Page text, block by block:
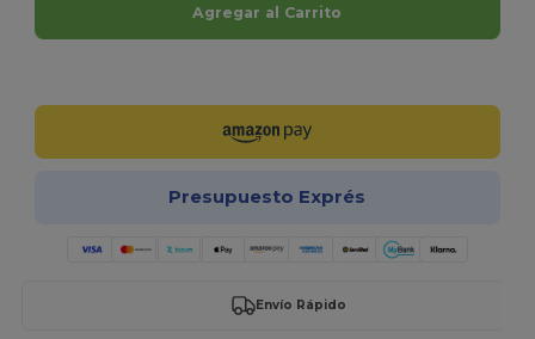
Agregar al Carrito
Presupuesto Exprés
Envío Rápido